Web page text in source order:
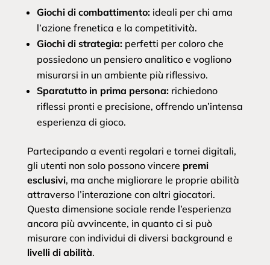
Giochi di combattimento:ideali per chi ama
l’azione frenetica e la competitività.
Giochi di strategia:perfetti per coloro che
possiedono un pensiero analitico e vogliono
misurarsi in un ambiente più riflessivo.
Sparatutto in prima persona:richiedono
riflessi pronti e precisione, offrendo un’intensa
esperienza di gioco.
Partecipando a eventi regolari e tornei digitali,
gli utenti non solo possono vincere premi
esclusivi, ma anche migliorare le proprie abilità
attraverso l’interazione con altri giocatori.
Questa dimensione sociale rende l’esperienza
ancora più avvincente, in quanto ci si può
misurare con individui di diversi background e
livelli di abilità.